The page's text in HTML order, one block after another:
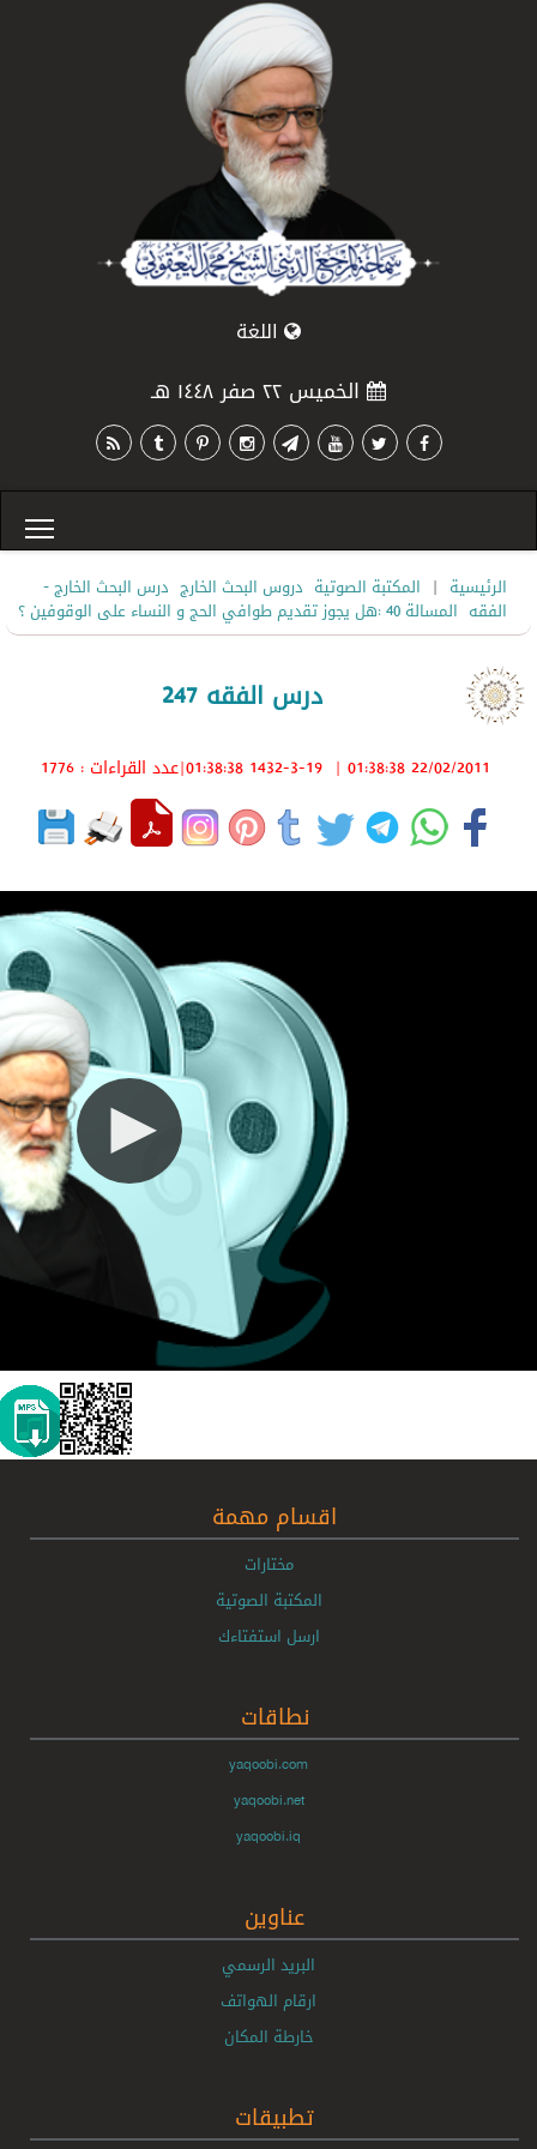
اللغة
الخميس ٢٢ صفر ١٤٤٨ هـ
الرئيسية | المكتبة الصوتية دروس البحث الخارج درس البحث الخارج -
الفقه المسالة 40 :هل يجوز تقديم طوافي الحج و النساء على الوقوفين ؟
درس الفقه 247
22/02/2011 01:38:38
|
1432-3-19 01:38:38 |عدد القراءات : 1776
اقسام مهمة
مختارات
المكتبة الصوتية
ارسل استفتاءك
نطاقات
yaqoobi.com
yaqoobi.net
yaqoobi.iq
عناوين
البريد الرسمي
ارقام الهواتف
خارطة المكان
تطبيقات